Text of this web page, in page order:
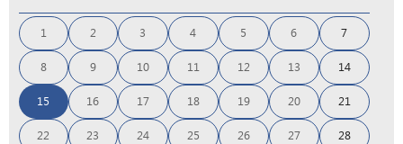
1 2 3 4 5 6 7
8 9 10 11 12 13 14
15 16 17 18 19 20 21
22 23 24 25 26 27 28